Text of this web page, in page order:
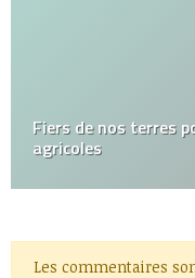
Fiers de nos terres
agricoles
Les commentaires